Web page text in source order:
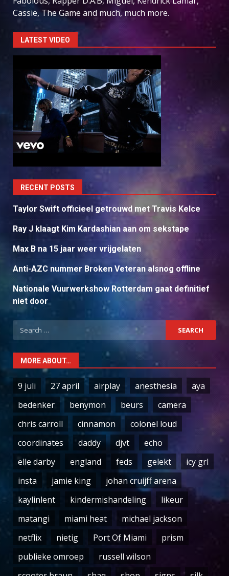
Cassie, The Game and much, much more.
LATEST VIDEO
RECENT POSTS
Taylor Swift officieel getrouwd met Travis Kelce
Ray J klaagt Kim Kardashian aan om sekstape
Max B na 15 jaar weer vrijgelaten
Anti-AZC nummer Broken Veteran alsnog offline
Nationale Vuurwerkshow Rotterdam gaat definitief
niet door
Search
for:
MORE ABOUT…
9 juli 27 april airplay anesthesia
aya
bedenker
benymon beurs
camera
chris carroll
cinnamon
colonel loud
coordinates
daddy djvt
echo
elle darby
england feds gelekt
icy grl
insta
jamie king
johan cruijff arena
kaylinlent
kindermishandeling
likeur
matangi
miami heat
michael jackson
netflix
nietig Port Of Miami
prism
publieke omroep
russell wilson